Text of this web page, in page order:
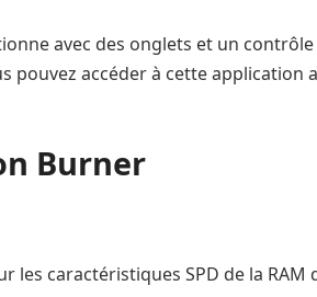
avec des onglets et un contrôle
pouvez accéder à cette application
Burner
caractéristiques SPD de la RAM